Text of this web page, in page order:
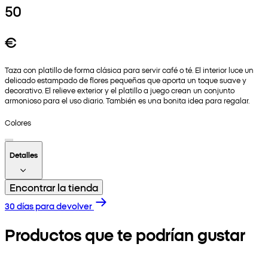
50
€
Taza con platillo de forma clásica para servir café o té. El interior luce un
delicado estampado de flores pequeñas que aporta un toque suave y
decorativo. El relieve exterior y el platillo a juego crean un conjunto
armonioso para el uso diario. También es una bonita idea para regalar.
Colores
Detalles
Encontrar la tienda
30 días para devolver
Productos que te podrían gustar